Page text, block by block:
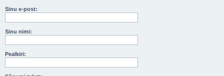
Sinu e-post:
Sinu nimi:
Pealkiri: